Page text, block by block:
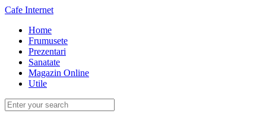
Cafe Internet
Home
Frumusete
Prezentari
Sanatate
Magazin Online
Utile